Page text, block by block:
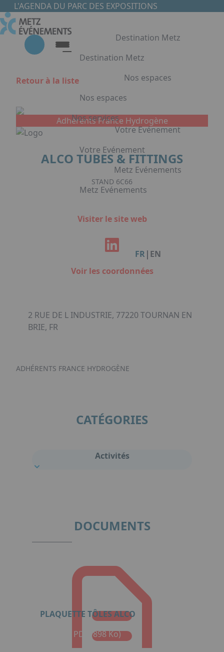
Aller au contenu principal
L'AGENDA DU PARC DES EXPOSITIONS
Destination Metz
Destination Metz
Choisir Metz
Accès & Hébergement
Nos espaces
Nos espaces
Nos espaces
Halls d'exposition
Auditorium du Centre de Conventions
Foyer du Centre de Conventions
Salles de réunion & conférence
Nos services
Votre Evénement
Votre Evénement
Votre Evénement
à Metz
Organisation de dîners / soirées de gala
Metz Evénements
Metz Evénements
Metz Evénements
Qui sommes-nous ?
Accéder au complexe
Politique RSE
Facebook
FR | EN
Retour à la liste
Adhérents France Hydrogène
ALCO TUBES & FITTINGS
STAND 6C66
Visiter le site web
Voir les coordonnées
2 RUE DE L INDUSTRIE, 77220 TOURNAN EN
BRIE, FR
ADHÉRENTS FRANCE HYDROGÈNE
CATÉGORIES
Activités
DOCUMENTS
PLAQUETTE TÔLES ALCO
Format : PDF (898 Ko)
Panneau de gestion des cookies